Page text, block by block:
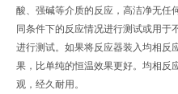
酸、强碱等介质的反应，高洁净无任
同条件下的反应情况进行测试或用于
进行测试。如果将反应器装入均相反
果，比单纯的恒温效果更好。均相反
观，经久耐用。